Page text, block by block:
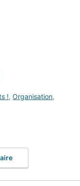
!, Organisation,